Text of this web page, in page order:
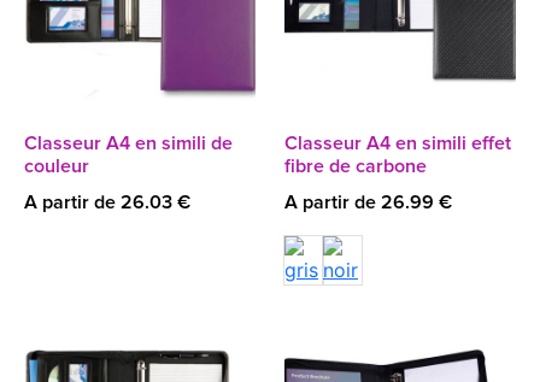
Classeur A4 en simili de
couleur
A partir de 26.03 €
Classeur A4 en simili effet
fibre de carbone
A partir de 26.99 €